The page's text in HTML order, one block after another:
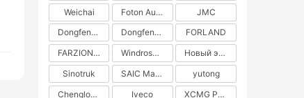
Weichai
Foton Auman
JMC
Dongfeng Commercial Vehicles
Dongfeng Liuzhou Motor
FORLAND
FARZION AUTO
Windrose Technology
Новый энергетический грузовик
Sinotruk
SAIC Maxus
yutong
Chenglong H5
Iveco
XCMG Pure Electric Heavy Truck